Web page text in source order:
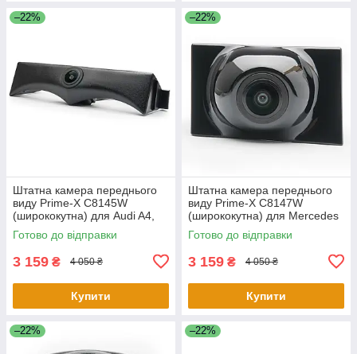
–22%
Штатна камера переднього
виду Prime-X C8145W
(ширококутна) для Audi A4,
A4L 2017-2018
Готово до відправки
3 159 ₴ 4 050 ₴
Купити
–22%
Штатна камера переднього
виду Prime-X C8147W
(ширококутна) для Mercedes
E-class 2016-2019
Готово до відправки
3 159 ₴ 4 050 ₴
Купити
–22% –22%